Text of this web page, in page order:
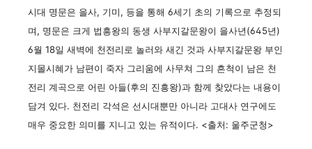
시대 명문은 을사, 기미, 등을 통해 6세기 초의 기록으로 추정되
며, 명문은 크게 법흥왕의 동생 사부지갈문왕이 을사년(645년)
6월 18일 새벽에 천전리로 놀러와 새긴 것과 사부지갈문왕 부인
지몰시혜가 남편이 죽자 그리움에 사무쳐 그의 흔척이 남은 천
전리 계곡으로 어린 아들(후의 진흥왕)과 함께 찾았다는 내용이
담겨 있다. 천전리 각석은 선시대뿐만 아니라 고대사 연구에도
매우 중요한 의미를 지니고 있는 유적이다. <출처: 울주군청>